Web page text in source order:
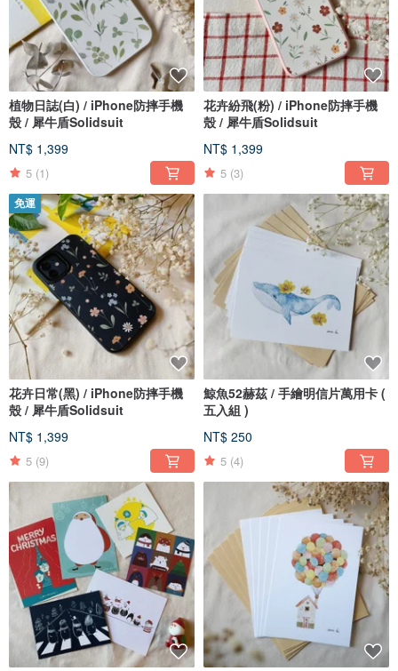
植物日誌(白) / iPhone防摔手機
殼 / 犀牛盾Solidsuit
NT$ 1,399
5 (1)
花卉紛飛(粉) / iPhone防摔手機
殼 / 犀牛盾Solidsuit
NT$ 1,399
5 (3)
免運
花卉日常(黑) / iPhone防摔手機
殼 / 犀牛盾Solidsuit
NT$ 1,399
5 (9)
鯨魚52赫茲 / 手繪明信片萬用卡 (
五入組 )
NT$ 250
5 (4)